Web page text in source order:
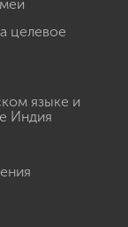
целевое
языке и
Индия